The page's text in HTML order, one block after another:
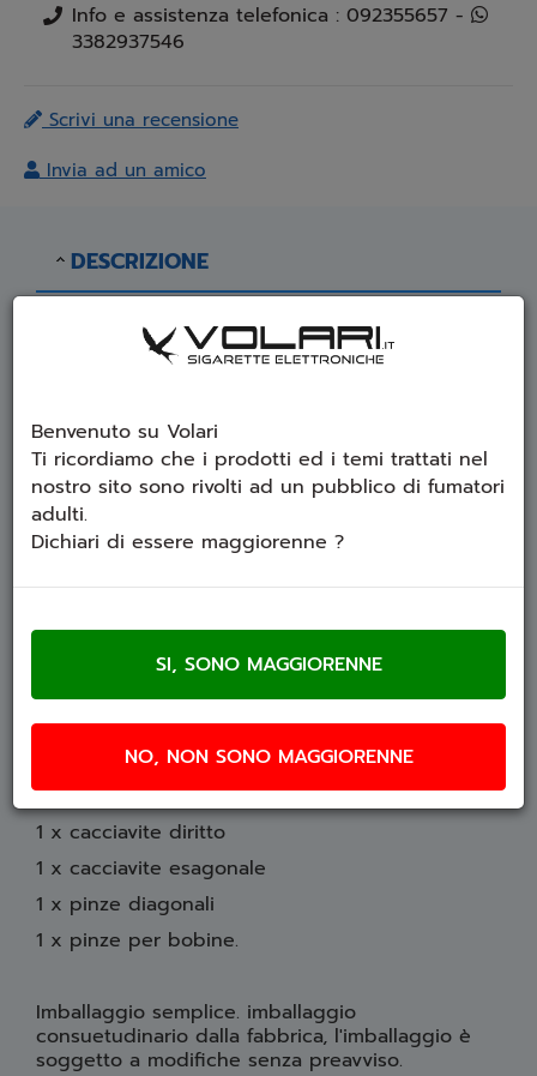
Info e assistenza telefonica : 092355657 -
3382937546
Scrivi una recensione
Invia ad un amico
DESCRIZIONE
GeekVape DIY Tools Accessory Mini Kit
DIY Tools Accessory Mini Kit è dotato di 5 tipi di
diagonali e pinze per coil.
Parametri:
Materiale: Acciaio inossidabile
Cacciavite a croce : 2.0mm, 2,4 millimetri
Cacciavite esagonale : 1,5 millimetri
Viene fornito con
1 x cacciavite a croce
1 x cacciavite diritto
1 x cacciavite esagonale
1 x pinze diagonali
1 x pinze per bobine.
Imballaggio semplice. imballaggio
consuetudinario dalla fabbrica, l'imballaggio è
soggetto a modifiche senza preavviso.
Benvenuto su Volari
Ti ricordiamo che i prodotti ed i temi trattati nel
nostro sito sono rivolti ad un pubblico di fumatori
adulti.
Dichiari di essere maggiorenne ?
NO, NON SONO MAGGIORENNE